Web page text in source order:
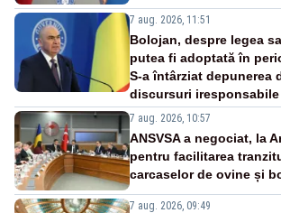
7 aug. 2026, 11:51
Bolojan, despre legea
putea fi adoptată în
S-a întârziat depunerea
discursuri
7 aug. 2026, 10:57
ANSVSA a negociat, la
pentru facilitarea
carcaselor de ovine și
7 aug. 2026, 09:49